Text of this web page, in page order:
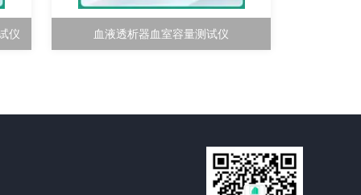
仪 血液透析器血室容量测试仪